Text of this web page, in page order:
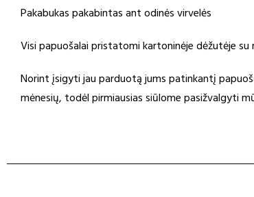
Pakabukas pakabintas ant odinės virvelės
Visi papuošalai pristatomi kartoninėje dėžutėje
Norint įsigyti jau parduotą jums patinkantį
mėnesių, todėl pirmiausias siūlome pasižvalgyti